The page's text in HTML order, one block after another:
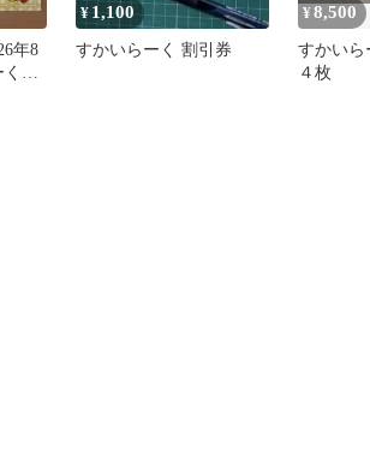
年8
グ
¥ 1,100
すかいらーく 割引券
¥8,500
すかいら
４枚